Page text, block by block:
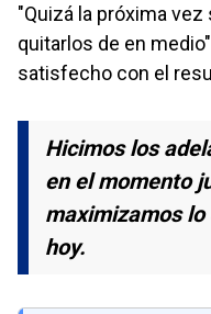
"Quizá la próxima
quitarlos de en
satisfecho con el
Hicimos los
en el momento
maximizamos
hoy.